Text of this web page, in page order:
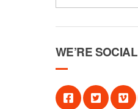
WE’RE SOCIAL